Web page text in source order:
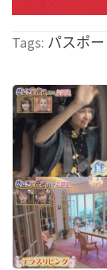
Tags: パスポー